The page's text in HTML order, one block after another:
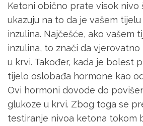
Ketoni obično prate visok nivo
ukazuju na to da je vašem
inzulina. Najčešće, ako vašem
inzulina, to znači da
u krvi. Također, kada je bolest
tijelo oslobađa hormone kao
Ovi hormoni dovode do
glukoze u krvi. Zbog toga se
testiranje nivoa ketona tokom